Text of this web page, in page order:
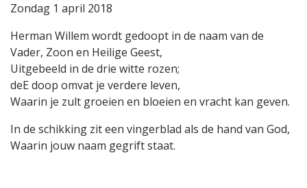
Zondag 1 april 2018
Herman Willem wordt gedoopt in de naam van de
Vader, Zoon en Heilige Geest,
Uitgebeeld in de drie witte rozen;
deE doop omvat je verdere leven,
Waarin je zult groeien en bloeien en vracht kan geven.
In de schikking zit een vingerblad als de hand van God,
Waarin jouw naam gegrift staat.